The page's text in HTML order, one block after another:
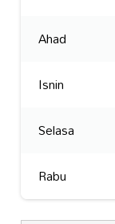
Ahad
Isnin
Selasa
Rabu